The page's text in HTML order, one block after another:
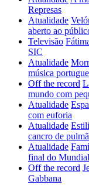
Represas
Atualidade
aberto ao
Televisão
SIC
Atualidade
música
Off the record
mundo com
Atualidade
com euforia
Atualidade
cancro de
Atualidade
final do Mundial
Off the record
Gabbana